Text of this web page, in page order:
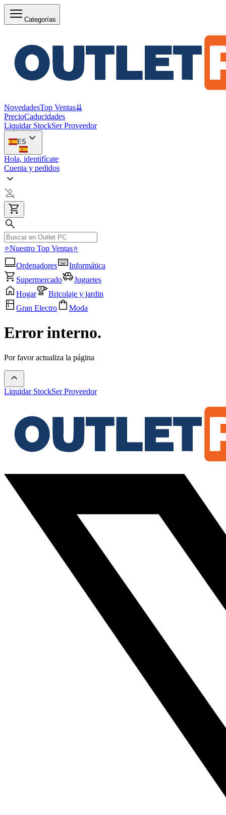
Categorías
NovedadesTop Ventas⇊
PrecioCaducidades
Liquidar StockSer Proveedor
ES
Hola, identifícate
Cuenta y pedidos
⭐Nuestro Top Ventas⭐
Ordenadores
Informática
Supermercado
Juguetes
Hogar
Bricolaje y jardin
Gran Electro
Moda
Error interno.
Por favor actualiza la página
Liquidar StockSer Proveedor